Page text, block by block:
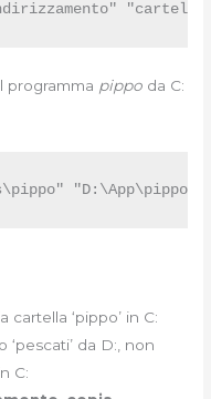
"cartella
programma pippo da C:
"D:\App\pippo"
cartella ‘pippo’ in C:
‘pescati’ da D:, non
C: